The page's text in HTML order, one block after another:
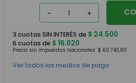
＋
－
3 cuotas SIN INTERÉS de $ 24.500
6 cuotas de $ 16.020
Precio sin impuestos nacionales: $ 60.743,80
Ver todos los medios de pago